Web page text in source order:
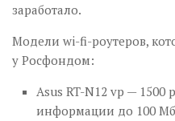
заработало.
Модели wi-fi-роутеров,
у Росфондом:
Asus RT-N12 vp — 1500
информации до 100